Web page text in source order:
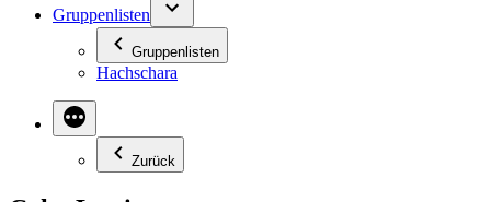
Gruppenlisten
Gruppenlisten
Hachschara
Zurück